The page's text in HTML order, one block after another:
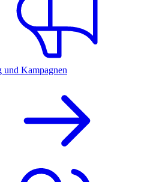
und Kampagnen